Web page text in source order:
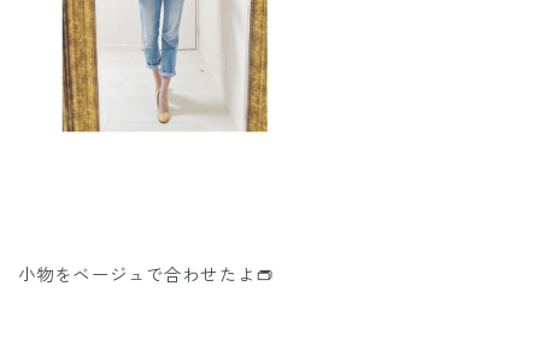
小物をベージュで合わせたよ👝